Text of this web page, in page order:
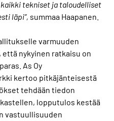
tekniset ja taloudelliset
läpi”, summaa Haapanen.
varmuuden
nykyinen ratkaisu on
As Oy
kertoo pitkäjänteisestä
tehdään tiedon
lopputulos kestää
vastuullisuuden